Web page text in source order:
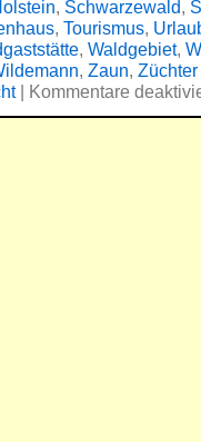
, Schwarzewald,
, Tourismus,
, Waldgebiet,
, Zaun, Züchter
| Kommentare